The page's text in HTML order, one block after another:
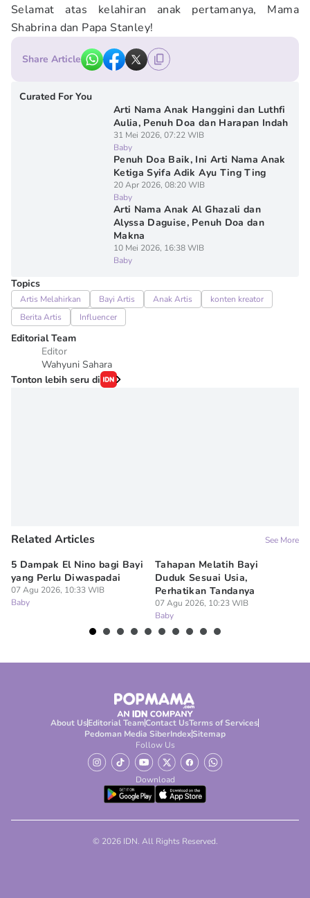
Selamat atas kelahiran anak pertamanya, Mama
Shabrina dan Papa Stanley!
Share Article
Curated For You
Arti Nama Anak Hanggini dan Luthfi
Aulia, Penuh Doa dan Harapan Indah
31 Mei 2026, 07:22 WIB
Baby
Penuh Doa Baik, Ini Arti Nama Anak
Ketiga Syifa Adik Ayu Ting Ting
20 Apr 2026, 08:20 WIB
Baby
Arti Nama Anak Al Ghazali dan
Alyssa Daguise, Penuh Doa dan
Makna
10 Mei 2026, 16:38 WIB
Baby
Topics
Artis Melahirkan Bayi Artis Anak Artis
konten kreator
Berita Artis
Influencer
Editorial Team
Editor
Wahyuni Sahara
Tonton lebih seru di
Related Articles See More
5 Dampak El Nino bagi Bayi
yang Perlu Diwaspadai
07 Agu 2026, 10:33 WIB
Baby
Tahapan Melatih Bayi
Duduk Sesuai Usia,
Perhatikan Tandanya
07 Agu 2026, 10:23 WIB
Baby
About UsEditorial TeamContact UsTerms of Services
Pedoman Media SiberIndexSitemap
Follow Us
Download
© 2026 IDN. All Rights Reserved.